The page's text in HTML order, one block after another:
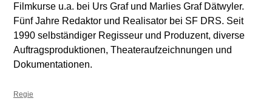
Filmkurse u.a. bei Urs Graf und Marlies Graf Dätwyler.
Fünf Jahre Redaktor und Realisator bei SF DRS. Seit
1990 selbständiger Regisseur und Produzent, diverse
Auftragsproduktionen, Theateraufzeichnungen und
Dokumentationen.
Regie